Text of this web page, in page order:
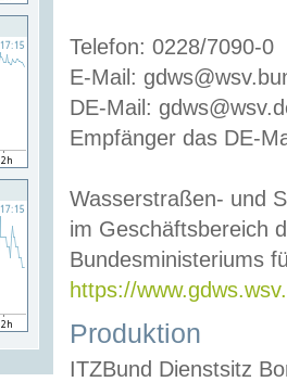
Telefon: 0228/7090-0
E-Mail:
DE-Mail:
Empfänger das DE-
Wasserstraßen- und
im Geschäftsbereich
Bundesministeriums
https://
Produktion
ITZBund Dienstsitz